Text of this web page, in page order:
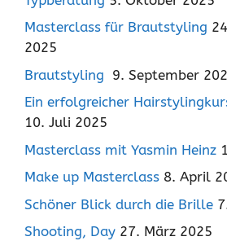
Masterclass für Brautstyling
2025
Brautstyling 9. September
Ein erfolgreicher
10. Juli 2025
Masterclass mit Yasmin Heinz
Make up Masterclass 8. April
Schöner Blick durch die Brille
Shooting, Day 27. März 2025